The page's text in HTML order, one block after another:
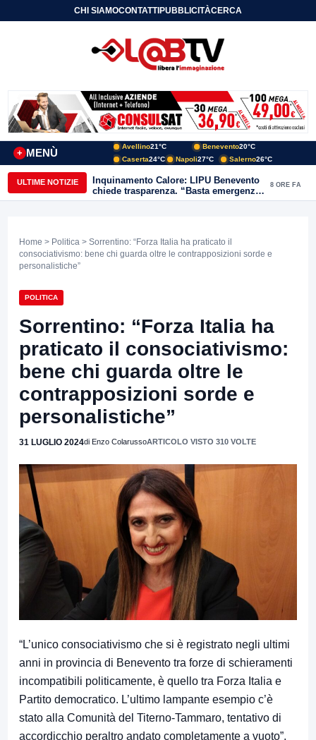
CHI SIAMOCONTATTIPUBBLICITÀCERCA
MENÙ
+
Avellino21°C Benevento20°C
Caserta24°C Napoli27°C Salerno26°C
ULTIME NOTIZIE
Inquinamento Calore: LIPU Benevento
chiede trasparenza. “Basta emergenze:
non possiamo continuare a trattare i
8 ORE FA
Home > Politica > Sorrentino: “Forza Italia ha praticato il
consociativismo: bene chi guarda oltre le contrapposizioni sorde e
personalistiche”
POLITICA
Sorrentino: “Forza Italia ha
praticato il consociativismo:
bene chi guarda oltre le
contrapposizioni sorde e
personalistiche”
31 LUGLIO 2024di Enzo ColarussoARTICOLO VISTO 310 VOLTE
“L’unico consociativismo che si è registrato negli ultimi
anni in provincia di Benevento tra forze di schieramenti
incompatibili politicamente, è quello tra Forza Italia e
Partito democratico. L’ultimo lampante esempio c’è
stato alla Comunità del Titerno-Tammaro, tentativo di
accordicchio peraltro andato completamente a vuoto”,